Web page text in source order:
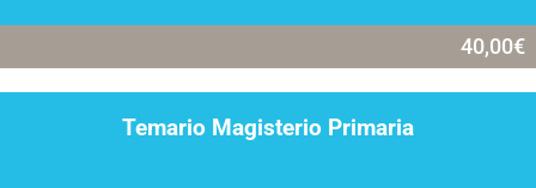
40,00€
Temario Magisterio Primaria